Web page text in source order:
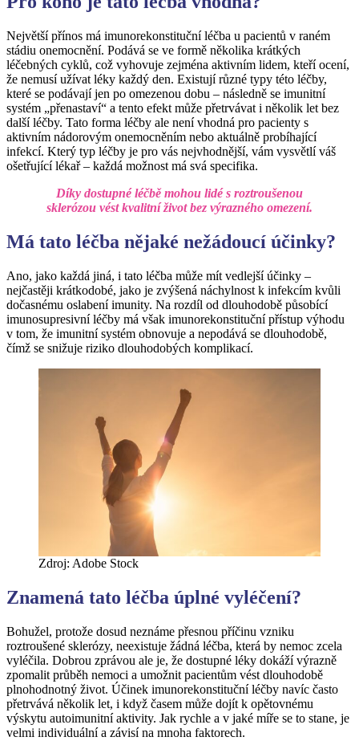
Největší přínos má imunorekonstituční léčba u pacientů v raném
stádiu onemocnění. Podává se ve formě několika krátkých
léčebných cyklů, což vyhovuje zejména aktivním lidem, kteří ocení,
že nemusí užívat léky každý den. Existují různé typy této léčby,
které se podávají jen po omezenou dobu – následně se imunitní
systém „přenastaví“ a tento efekt může přetrvávat i několik let bez
další léčby. Tato forma léčby ale není vhodná pro pacienty s
aktivním nádorovým onemocněním nebo aktuálně probíhající
infekcí. Který typ léčby je pro vás nejvhodnější, vám vysvětlí váš
ošetřující lékař – každá možnost má svá specifika.
Díky dostupné léčbě mohou lidé s roztroušenou
sklerózou vést kvalitní život bez výrazného omezení.
Má tato léčba nějaké nežádoucí účinky?
Ano, jako každá jiná, i tato léčba může mít vedlejší účinky –
nejčastěji krátkodobé, jako je zvýšená náchylnost k infekcím kvůli
dočasnému oslabení imunity. Na rozdíl od dlouhodobě působící
imunosupresivní léčby má však imunorekonstituční přístup výhodu
v tom, že imunitní systém obnovuje a nepodává se dlouhodobě,
čímž se snižuje riziko dlouhodobých komplikací.
Zdroj: Adobe Stock
Znamená tato léčba úplné vyléčení?
Bohužel, protože dosud neznáme přesnou příčinu vzniku
roztroušené sklerózy, neexistuje žádná léčba, která by nemoc zcela
vyléčila. Dobrou zprávou ale je, že dostupné léky dokáží výrazně
zpomalit průběh nemoci a umožnit pacientům vést dlouhodobě
plnohodnotný život. Účinek imunorekonstituční léčby navíc často
přetrvává několik let, i když časem může dojít k opětovnému
výskytu autoimunitní aktivity. Jak rychle a v jaké míře se to stane, je
velmi individuální a závisí na mnoha faktorech.